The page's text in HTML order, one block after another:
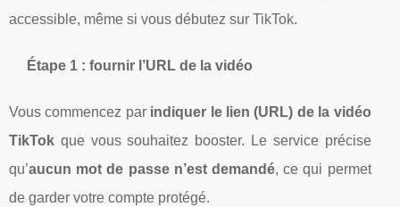
accessible, même si vous débutez sur TikTok.
Étape 1 : fournir l’URL de la vidéo
Vous commencez par indiquer le lien (URL) de la vidéo
TikTok que vous souhaitez booster. Le service précise
qu’aucun mot de passe n’est demandé, ce qui permet
de garder votre compte protégé.